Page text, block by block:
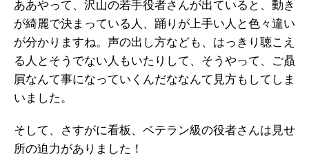
ああやって、沢山の若手役者さんが出ていると、動き
が綺麗で決まっている人、踊りが上手い人と色々違い
が分かりますね。声の出し方なども、はっきり聴こえ
る人とそうでない人もいたりして、そうやって、ご贔
屓なんて事になっていくんだななんて見方もしてしま
いました。
そして、さすがに看板、ベテラン級の役者さんは見せ
所の迫力がありました！